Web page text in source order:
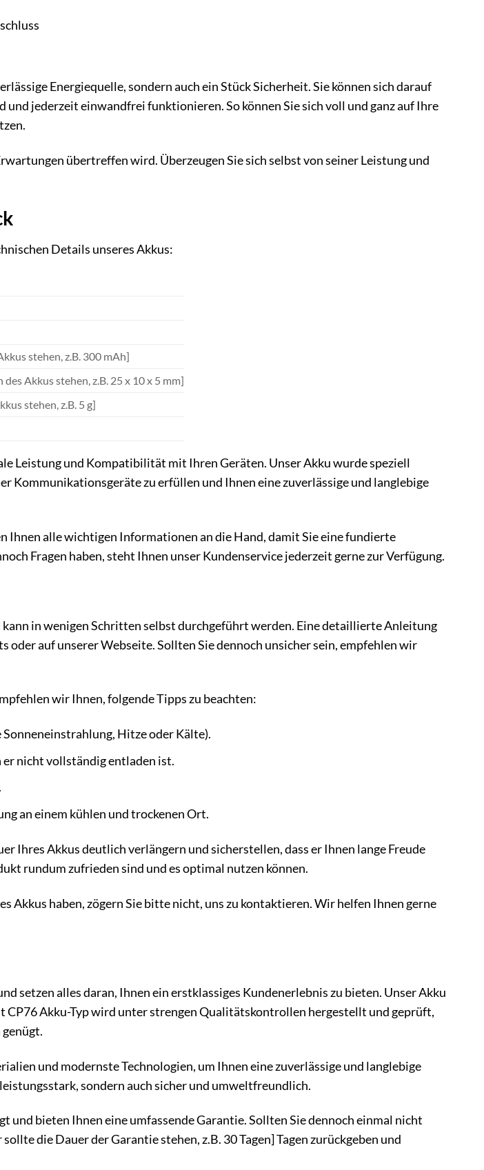
Energiequelle, sondern auch ein Stück Sicherheit. Sie können sich darauf
und jederzeit einwandfrei funktionieren. So können Sie sich voll und ganz auf Ihre
übertreffen wird. Überzeugen Sie sich selbst von seiner Leistung und
Details unseres Akkus:
stehen, z.B. 300 mAh]
Akkus stehen, z.B. 25 x 10 x 5 mm]
stehen, z.B. 5 g]
Leistung und Kompatibilität mit Ihren Geräten. Unser Akku wurde speziell
Kommunikationsgeräte zu erfüllen und Ihnen eine zuverlässige und langlebige
Ihnen alle wichtigen Informationen an die Hand, damit Sie eine fundierte
Fragen haben, steht Ihnen unser Kundenservice jederzeit gerne zur Verfügung.
in wenigen Schritten selbst durchgeführt werden. Eine detaillierte Anleitung
oder auf unserer Webseite. Sollten Sie dennoch unsicher sein, empfehlen wir
wir Ihnen, folgende Tipps zu beachten:
Hitze oder Kälte).
er nicht vollständig entladen ist.
.
an einem kühlen und trockenen Ort.
Ihres Akkus deutlich verlängern und sicherstellen, dass er Ihnen lange Freude
rundum zufrieden sind und es optimal nutzen können.
Akkus haben, zögern Sie bitte nicht, uns zu kontaktieren. Wir helfen Ihnen gerne
setzen alles daran, Ihnen ein erstklassiges Kundenerlebnis zu bieten. Unser Akku
CP76 Akku-Typ wird unter strengen Qualitätskontrollen hergestellt und geprüft,
und modernste Technologien, um Ihnen eine zuverlässige und langlebige
sondern auch sicher und umweltfreundlich.
und bieten Ihnen eine umfassende Garantie. Sollten Sie dennoch einmal nicht
die Dauer der Garantie stehen, z.B. 30 Tagen] Tagen zurückgeben und